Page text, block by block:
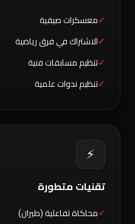
معسكرات صيفية
الاشتراك في فرق رياضية
تنظيم مسابقات فنية
تنظيم ندوات علمية
⚡
تقنيات متطورة
محاكاة تفاعلية (طيران)